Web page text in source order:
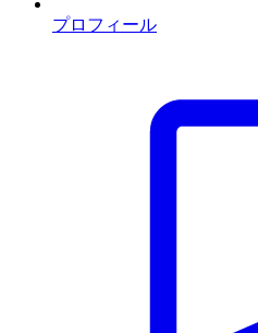
プロフィール